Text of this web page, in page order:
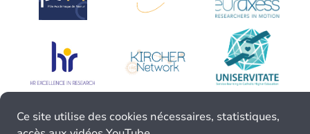
Ce site utilise des cookies nécessaires, statistiques,